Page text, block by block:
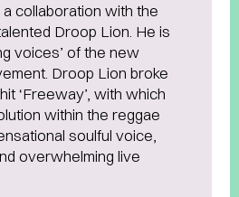
collaboration with the
Droop Lion. He is
voices’ of the new
Droop Lion broke
‘Freeway’, with which
within the reggae
soulful voice,
overwhelming live